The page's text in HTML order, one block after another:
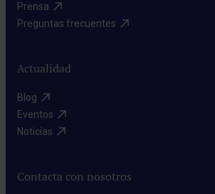
Prensa​
Preguntas frecuentes​
Actualidad
Blog​
Eventos​
Noticias​
Contacta con nosotros